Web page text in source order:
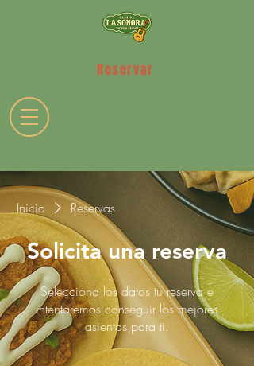
Reservar
Inicio Reservas
Solicita una reserva
Selecciona los datos tu reserva e
intentaremos conseguir los mejores
asientos para ti.